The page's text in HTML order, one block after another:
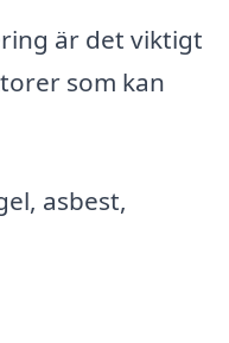
är det viktigt
som kan
asbest,